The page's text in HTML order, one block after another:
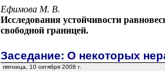
Ефимова М. В.
Исследования устойчивости
свободной границей.
Заседание: О некоторых
пятница, 10 октября 2008 г.